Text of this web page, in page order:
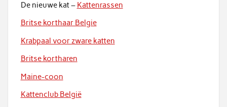
De nieuwe kat – Kattenrassen
Britse korthaar Belgie
Krabpaal voor zware katten
Britse kortharen
Maine-coon
Kattenclub België